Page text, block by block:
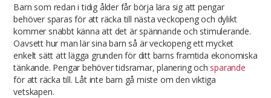
Barn som redan i tidig ålder får börja lära sig att pengar
behöver sparas för att räcka till nästa veckopeng och dylikt
kommer snabbt känna att det är spännande och stimulerande.
Oavsett hur man lär sina barn så är veckopeng ett mycket
enkelt sätt att lägga grunden för ditt barns framtida ekonomiska
tänkande. Pengar behöver tidsramar, planering och sparande
för att räcka till. Låt inte barn gå miste om den viktiga
vetskapen.